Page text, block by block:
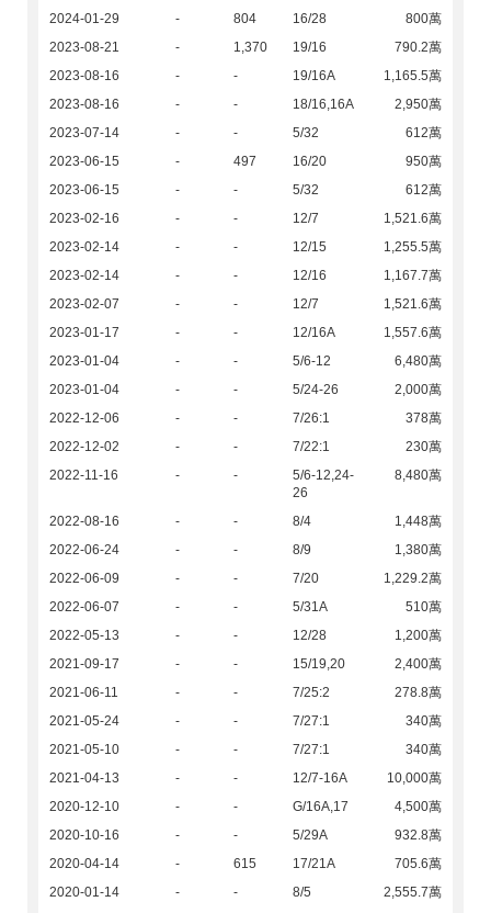
2024-01-29
- 804 16/28
800萬
2023-08-21
- 1,370 19/16
790.2萬
2023-08-16
- - 19/16A
1,165.5萬
2023-08-16
- - 18/16,16A
2,950萬
2023-07-14
- - 5/32
612萬
2023-06-15
- 497 16/20
950萬
2023-06-15
- - 5/32
612萬
2023-02-16
- - 12/7
1,521.6萬
2023-02-14
- - 12/15
1,255.5萬
2023-02-14
- - 12/16
1,167.7萬
2023-02-07
- - 12/7
1,521.6萬
2023-01-17
- - 12/16A
1,557.6萬
2023-01-04
- - 5/6-12
6,480萬
2023-01-04
- - 5/24-26
2,000萬
2022-12-06
- - 7/26:1
378萬
2022-12-02
- - 7/22:1
230萬
2022-11-16
- -
5/6-12,24-
26
8,480萬
2022-08-16 - - 8/4
1,448萬
2022-06-24
- - 8/9
1,380萬
2022-06-09
- - 7/20
1,229.2萬
2022-06-07
- - 5/31A
510萬
2022-05-13
- - 12/28
1,200萬
2021-09-17
- - 15/19,20
2,400萬
2021-06-11
- - 7/25:2
278.8萬
2021-05-24
- - 7/27:1
340萬
2021-05-10
- - 7/27:1
340萬
2021-04-13
- - 12/7-16A
10,000萬
2020-12-10
- - G/16A,17
4,500萬
2020-10-16
- - 5/29A
932.8萬
2020-04-14
- 615 17/21A
705.6萬
2020-01-14
- - 8/5 2,555.7萬